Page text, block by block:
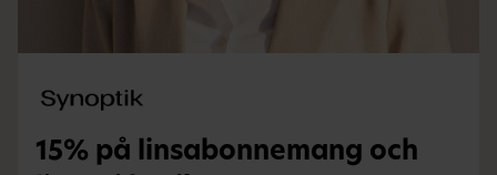
15% på linsabonnemang och